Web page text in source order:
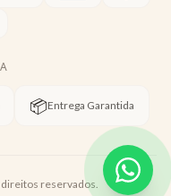
📦Entrega Garantida
direitos reservados.